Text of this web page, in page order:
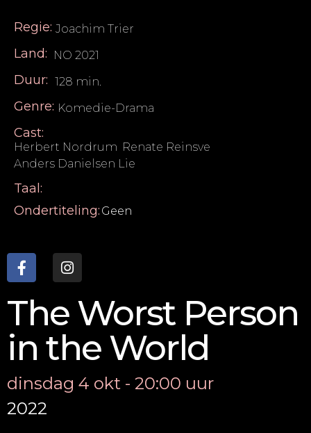
Regie: Joachim Trier
Land: NO 2021
Duur: 128 min.
Genre: Komedie-Drama
Cast:
Herbert Nordrum Renate Reinsve
Anders Danielsen Lie
Taal:
Ondertiteling: Geen
The Worst Person
in the World
dinsdag 4 okt - 20:00 uur
2022